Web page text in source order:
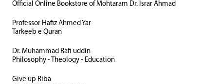
Official Online Bookstore of Mohtaram Dr. Israr Ahmad
Professor Hafiz Ahmed Yar
Tarkeeb e Quran
Dr. Muhammad Rafi uddin
Philosophy - Theology - Education
Give up Riba